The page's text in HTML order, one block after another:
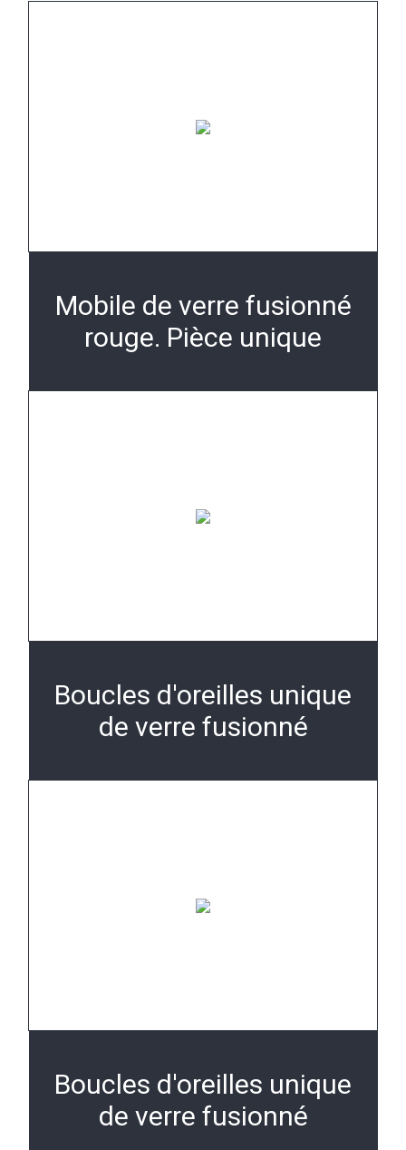
Mobile de verre fusionné
rouge. Pièce unique
Boucles d'oreilles unique
de verre fusionné
Boucles d'oreilles unique
de verre fusionné